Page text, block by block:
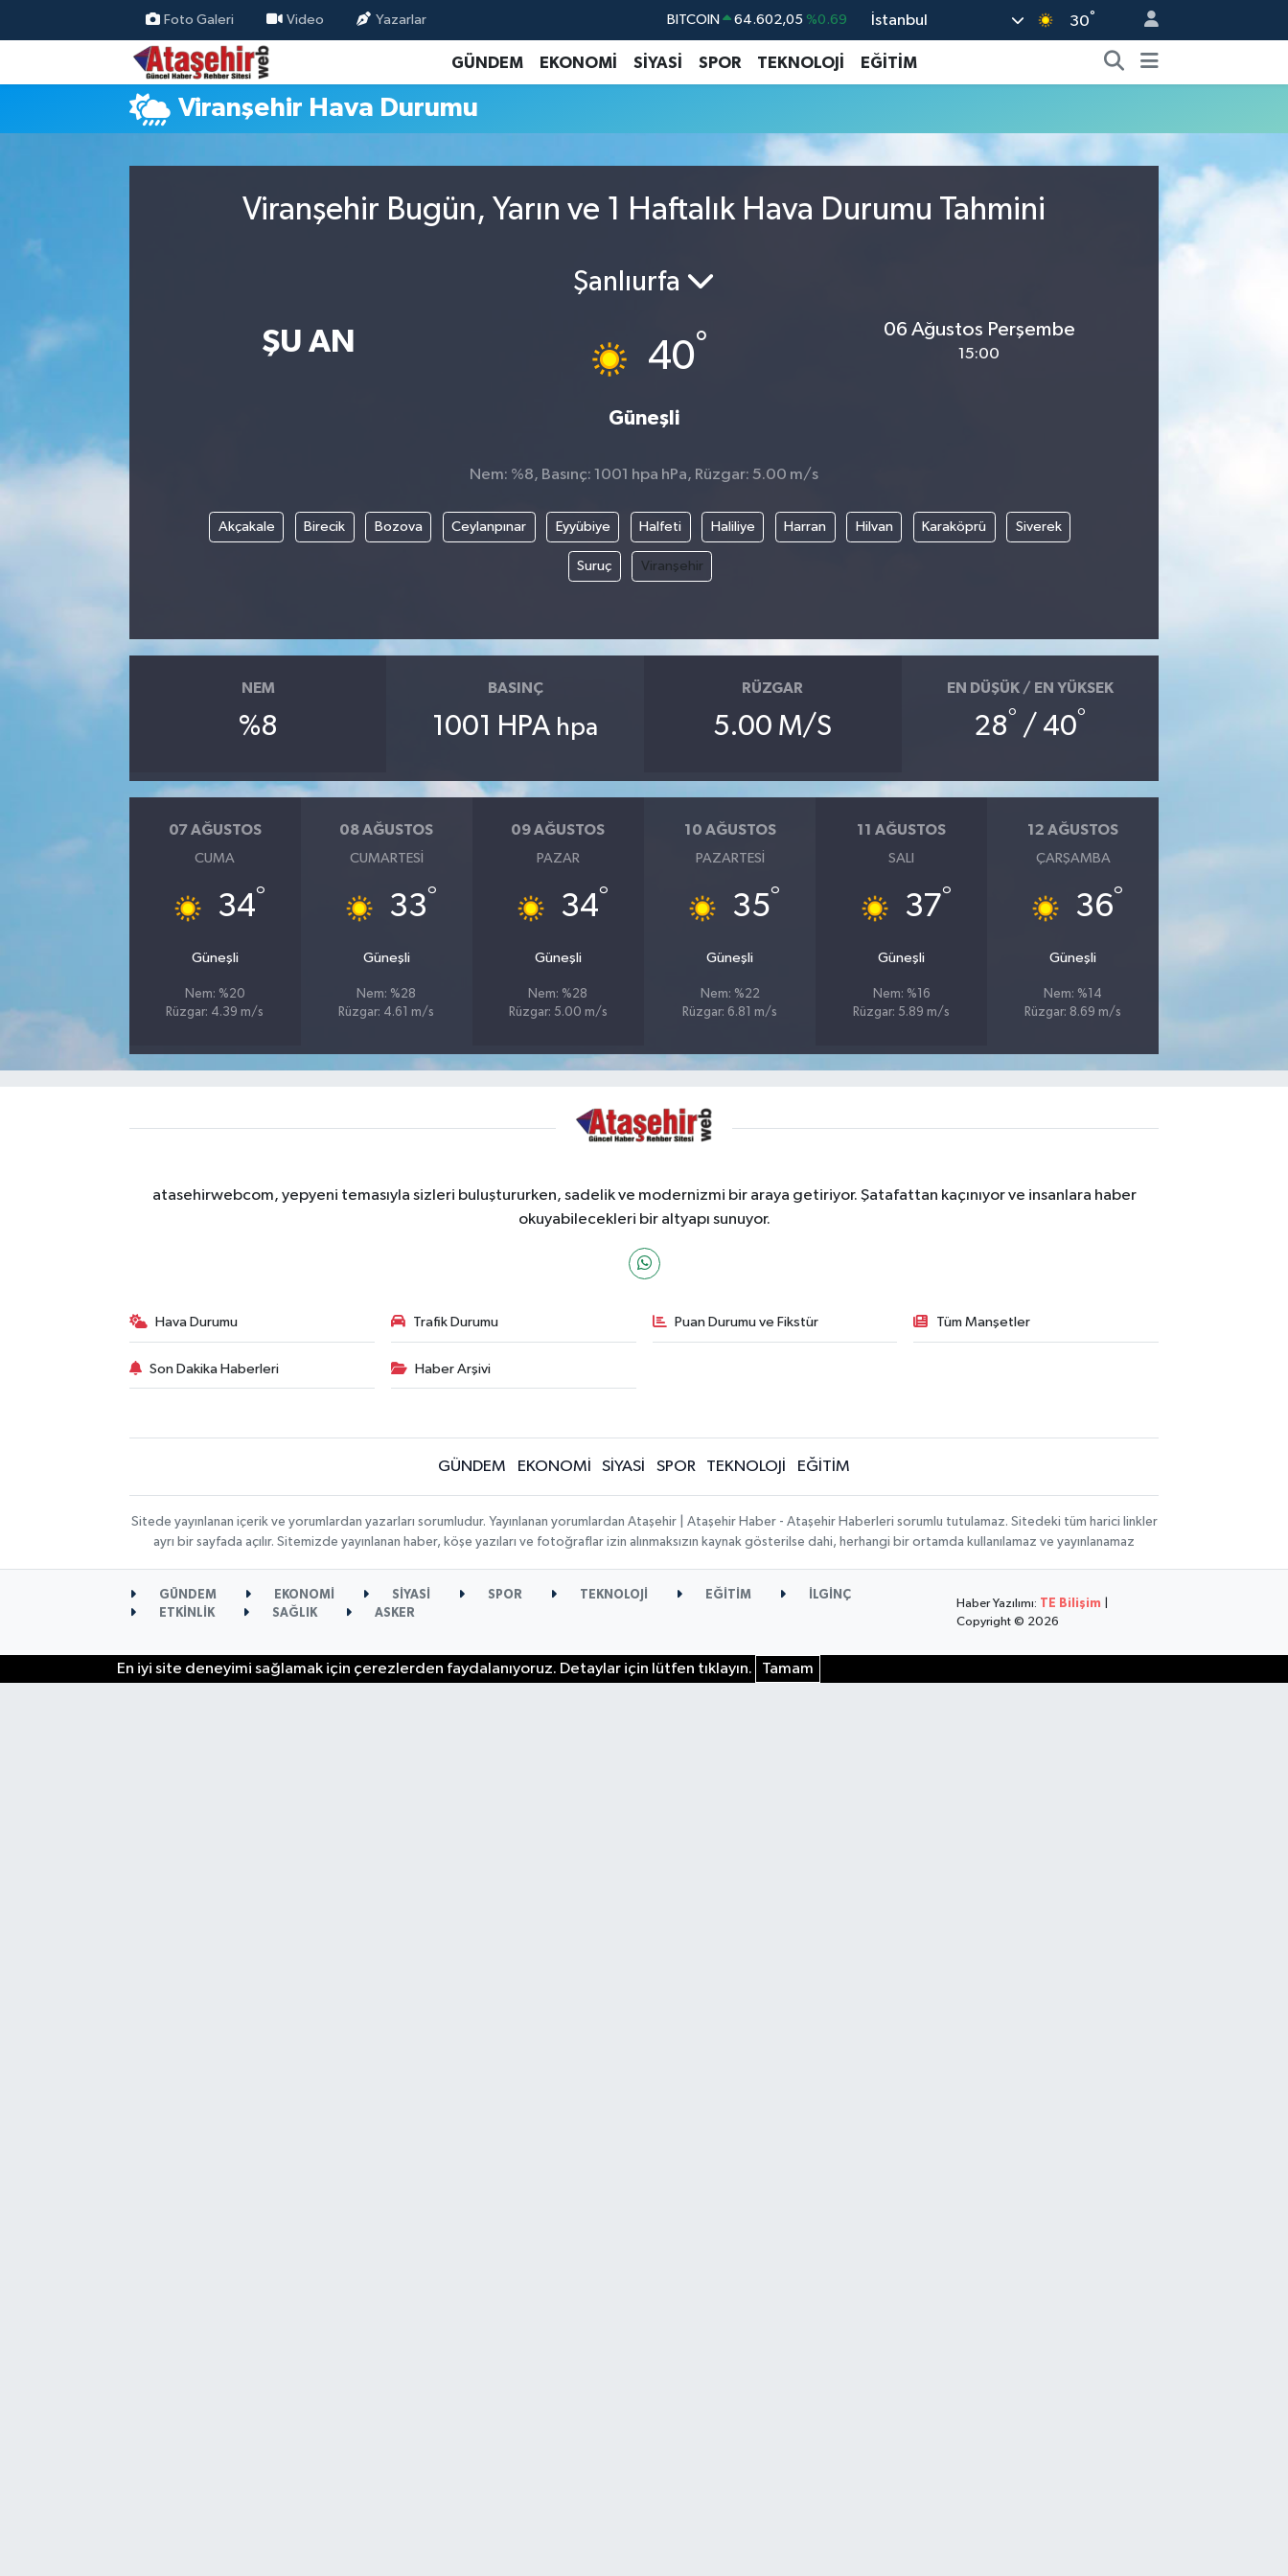
Foto Galeri Video Yazarlar BITCOIN 64.602,05 %0.69
DOLAR 47,5986 %0.06
EURO 55,0700 %0.1
%0.39
İstanbul 30°
GÜNDEM EKONOMİ SİYASİ SPOR TEKNOLOJİ EĞİTİM
Viranşehir Hava Durumu
Viranşehir Bugün, Yarın ve 1 Haftalık Hava Durumu Tahmini
ŞU AN
Şanlıurfa
40°
Güneşli
06 Ağustos Perşembe
15:00
Nem: %8, Basınç: 1001 hpa hPa, Rüzgar: 5.00 m/s
Akçakale Birecik Bozova Ceylanpınar Eyyübiye Halfeti Haliliye Harran Hilvan Karaköprü Siverek
Suruç Viranşehir
NEM
%8
BASINÇ
1001 HPA hpa
RÜZGAR
5.00 M/S
EN DÜŞÜK / EN YÜKSEK
28° / 40°
07 AĞUSTOS
CUMA
34°
Güneşli
Nem: %20
Rüzgar: 4.39 m/s
08 AĞUSTOS
CUMARTESI
33°
Güneşli
Nem: %28
Rüzgar: 4.61 m/s
09 AĞUSTOS
PAZAR
34°
Güneşli
Nem: %28
Rüzgar: 5.00 m/s
10 AĞUSTOS
PAZARTESI
35°
Güneşli
Nem: %22
Rüzgar: 6.81 m/s
11 AĞUSTOS
SALI
37°
Güneşli
Nem: %16
Rüzgar: 5.89 m/s
12 AĞUSTOS
ÇARŞAMBA
36°
Güneşli
Nem: %14
Rüzgar: 8.69 m/s
atasehirwebcom, yepyeni temasıyla sizleri buluştururken, sadelik ve modernizmi bir araya getiriyor. Şatafattan kaçınıyor ve insanlara haber
okuyabilecekleri bir altyapı sunuyor.
Hava Durumu Trafik Durumu Puan Durumu ve Fikstür Tüm Manşetler
Son Dakika Haberleri Haber Arşivi
GÜNDEM EKONOMİ SİYASİ SPOR TEKNOLOJİ EĞİTİM
Sitede yayınlanan içerik ve yorumlardan yazarları sorumludur. Yayınlanan yorumlardan Ataşehir | Ataşehir Haber - Ataşehir Haberleri sorumlu tutulamaz. Sitedeki tüm harici linkler
ayrı bir sayfada açılır. Sitemizde yayınlanan haber, köşe yazıları ve fotoğraflar izin alınmaksızın kaynak gösterilse dahi, herhangi bir ortamda kullanılamaz ve yayınlanamaz
GÜNDEM EKONOMİ SİYASİ SPOR TEKNOLOJİ EĞİTİM
İLGİNÇ
ETKİNLİK
SAĞLIK ASKER
Haber Yazılımı: TE Bilişim
Copyright © 2026
En iyi site deneyimi sağlamak için çerezlerden faydalanıyoruz. Detaylar için lütfen tıklayın. Tamam
Hava Durumu
Trafik Durumu
Süper Lig Puan Durumu ve Fikstür
Haber Arşivi